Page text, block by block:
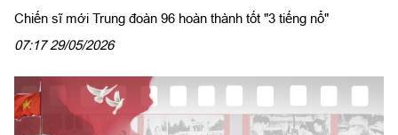
Chiến sĩ mới Trung đoàn 96 hoàn thành tốt "3 tiếng nổ"
07:17 29/05/2026